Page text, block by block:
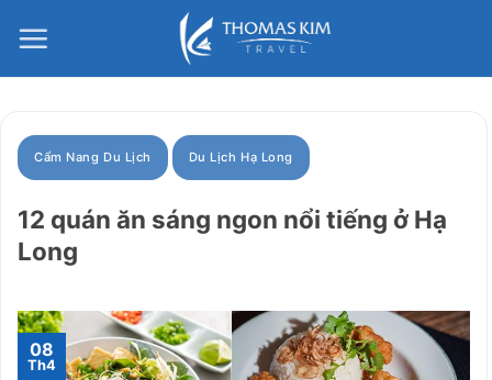
qua
Cẩm Nang Du Lịch Du Lịch Hạ Long
12 quán ăn sáng ngon nổi tiếng ở Hạ
Long
08
Th4